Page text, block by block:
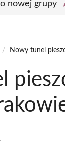
nowej grupy
/ Nowy tunel